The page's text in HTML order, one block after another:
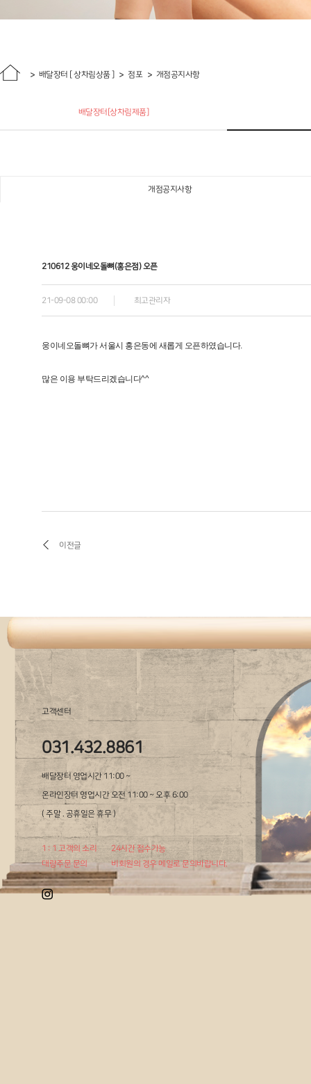
배달장터 [ 상차림상품 ] 점포 개점공지사항
배달장터[상차림제품]
개점공지사항
210612 웅이네오돌뼈(홍은점) 오픈
21-09-08 00:00 최고관리자
웅이네오돌뼈가 서울시 홍은동에 새롭게 오픈하였습니다.
많은 이용 부탁드리겠습니다^^
이전글
고객센터
031.432.8861
배달장터 영업시간 11:00 ~
온라인장터 영업시간 오전 11:00 ~ 오후 6:00
( 주말 . 공휴일은 휴무 )
1 : 1 고객의 소리
24시간 접수가능
대량주문 문의
비회원의 경우 메일로 문의바랍니다.